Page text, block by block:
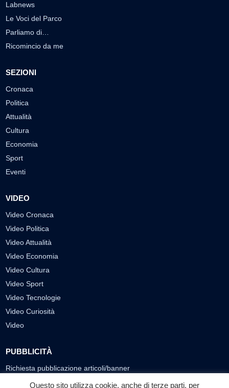
Labnews
Le Voci del Parco
Parliamo di…
Ricomincio da me
SEZIONI
Cronaca
Politica
Attualità
Cultura
Economia
Sport
Eventi
VIDEO
Video Cronaca
Video Politica
Video Attualità
Video Economia
Video Cultura
Video Sport
Video Tecnologie
Video Curiosità
Video
PUBBLICITÀ
Richiesta pubblicazione articoli/banner
Questo sito utilizza cookie, anche di terze parti, per